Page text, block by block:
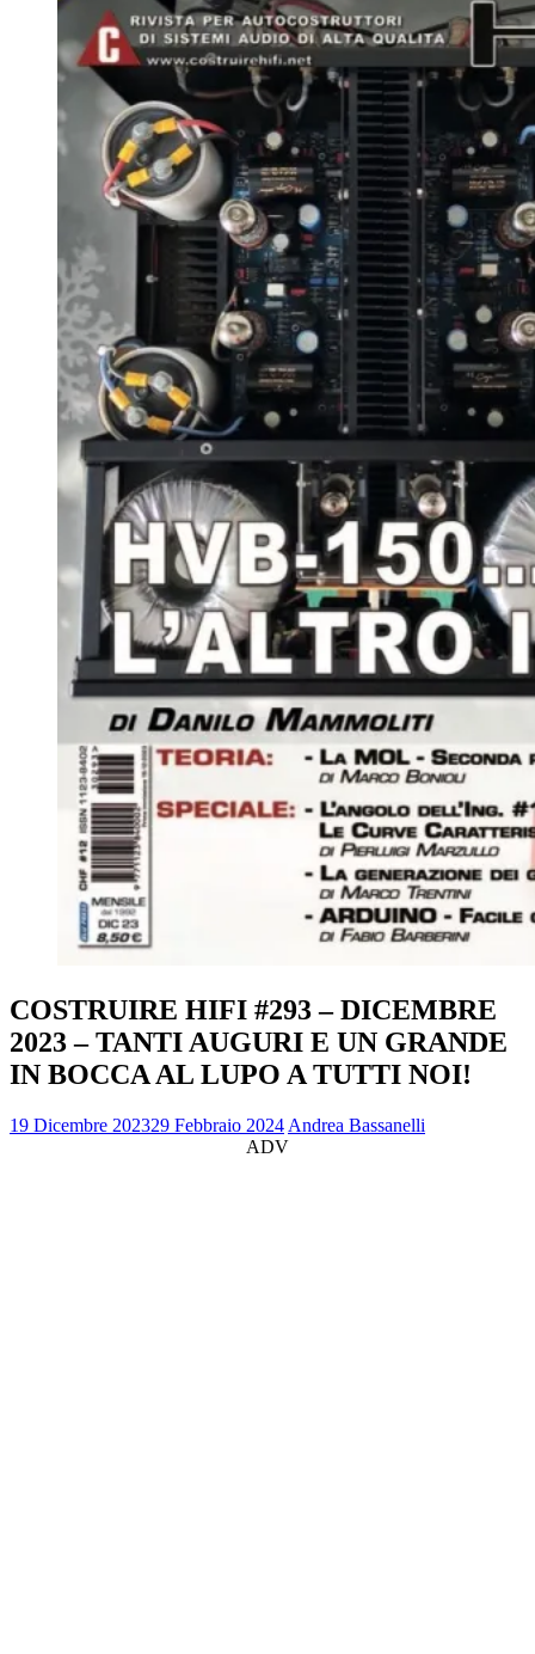
COSTRUIRE HIFI #293 – DICEMBRE
2023 – TANTI AUGURI E UN GRANDE
IN BOCCA AL LUPO A TUTTI NOI!
19 Dicembre 202329 Febbraio 2024 Andrea Bassanelli
ADV